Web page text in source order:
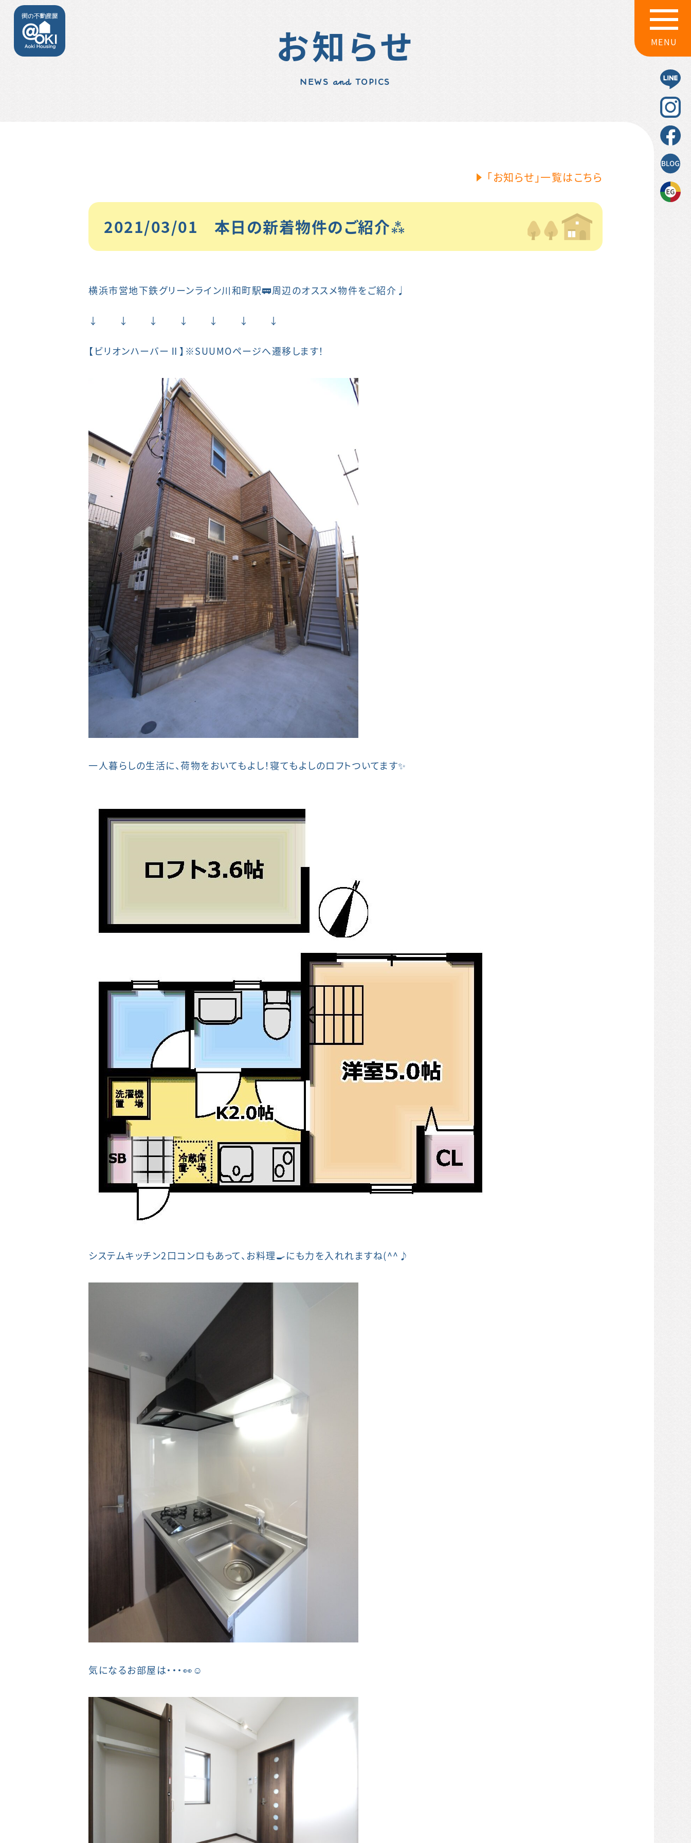
MENU
お知らせ
NEWS and TOPICS
「お知らせ」一覧はこちら
2021/03/01 本日の新着物件のご紹介⁂
横浜市営地下鉄グリーンライン川和町駅🚃周辺のオススメ物件をご紹介♩
↓ ↓ ↓ ↓ ↓ ↓ ↓
【ビリオンハーバーⅡ】 ※SUUMOページへ遷移します！
一人暮らしの生活に、荷物をおいてもよし！寝てもよしのロフトついてます✨
システムキッチン2口コンロもあって、お料理🍳にも力を入れれますね(^^♪
気になるお部屋は・・・👀☺